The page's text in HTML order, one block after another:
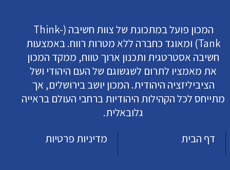
המכון פועל במתכונת של צוות חשיבה (Think-
Tank) ומאוגד כחברה ללא מטרות רווח. באמצעות
חשיבה אסטרטגית ותכנון ארוך טווח, ממקד המכון
את מאמציו לתרום לשגשוגם של העם היהודי ושל
הציביליזציה היהודית. המכון יושב בירושלים, אך
מתייחס לכל הקהילות היהודיות ברחבי העולם בראייה
גלובאלית.
דף הבית
מדיניות פרטיות